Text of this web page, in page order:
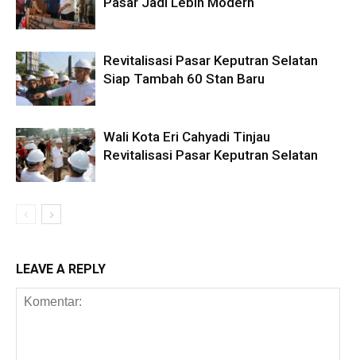
Revitalisasi Pasar Keputran Selatan
Siap Tambah 60 Stan Baru
Wali Kota Eri Cahyadi Tinjau
Revitalisasi Pasar Keputran Selatan
LEAVE A REPLY